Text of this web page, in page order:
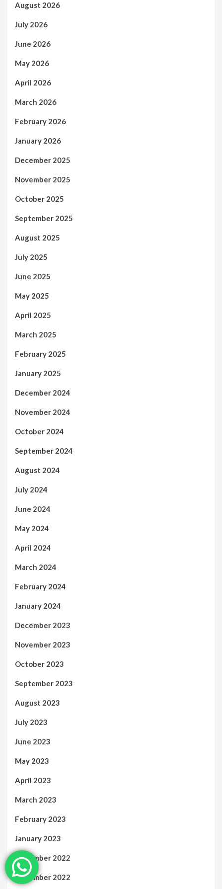
August 2026
July 2026
June 2026
May 2026
April 2026
March 2026
February 2026
January 2026
December 2025
November 2025
October 2025
September 2025
August 2025
July 2025
June 2025
May 2025
April 2025
March 2025
February 2025
January 2025
December 2024
November 2024
October 2024
September 2024
August 2024
July 2024
June 2024
May 2024
April 2024
March 2024
February 2024
January 2024
December 2023
November 2023
October 2023
September 2023
August 2023
July 2023
June 2023
May 2023
April 2023
March 2023
February 2023
January 2023
December 2022
November 2022